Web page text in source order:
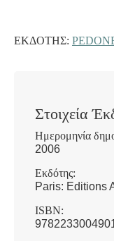
ΕΚΔΌΤΗΣ:
Στοιχεία
Ημερομηνία
2006
Εκδότης:
Paris: Editions
ISBN: